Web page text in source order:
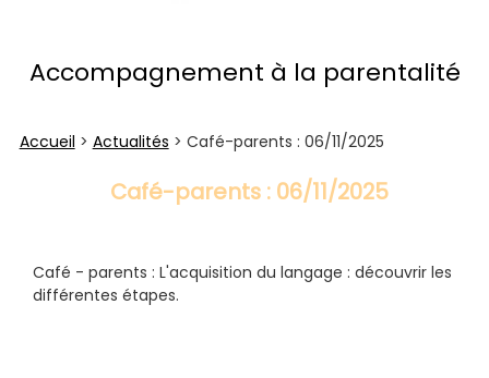
Accompagnement à la parentalité
Accueil > Actualités > Café-parents : 06/11/2025
Café-parents : 06/11/2025
Café - parents : L'acquisition du langage : découvrir les
différentes étapes.